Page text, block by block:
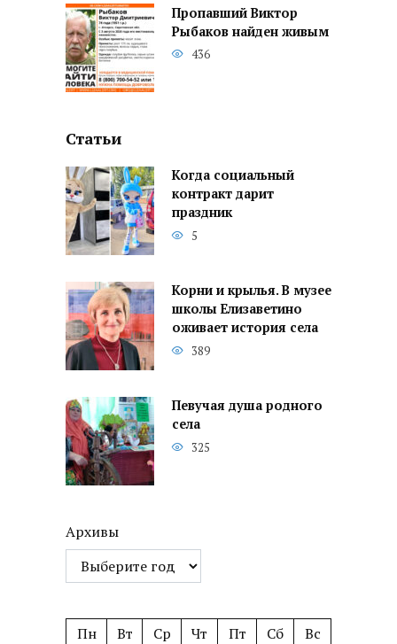
Пропавший Виктор
Рыбаков найден живым
436
Статьи
Когда социальный
контракт дарит
праздник
5
Корни и крылья. В музее
школы Елизаветино
оживает история села
389
Певучая душа родного
села
325
Архивы
Пн Вт Ср Чт Пт Сб
Вс